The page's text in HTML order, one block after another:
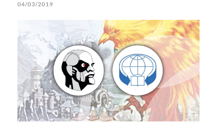
04/03/2019